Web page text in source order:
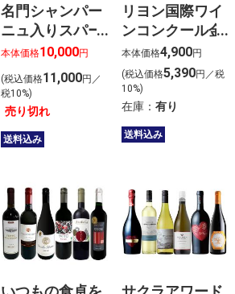
名門シャンパー
ニュ入りスパー
クリング6本セ
本体価格10,000円
(税込価格11,000円／
税10%)
売り切れ
送料込み
リヨン国際ワイ
ンコンクール金
賞受賞 赤ワイン
6本セット
本体価格4,900円
(税込価格5,390円／税
10%)
在庫： 有り
送料込み